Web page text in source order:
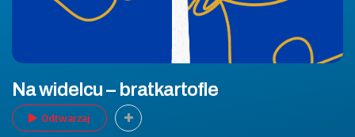
Na widelcu – bratkartofle
Odtwarzaj